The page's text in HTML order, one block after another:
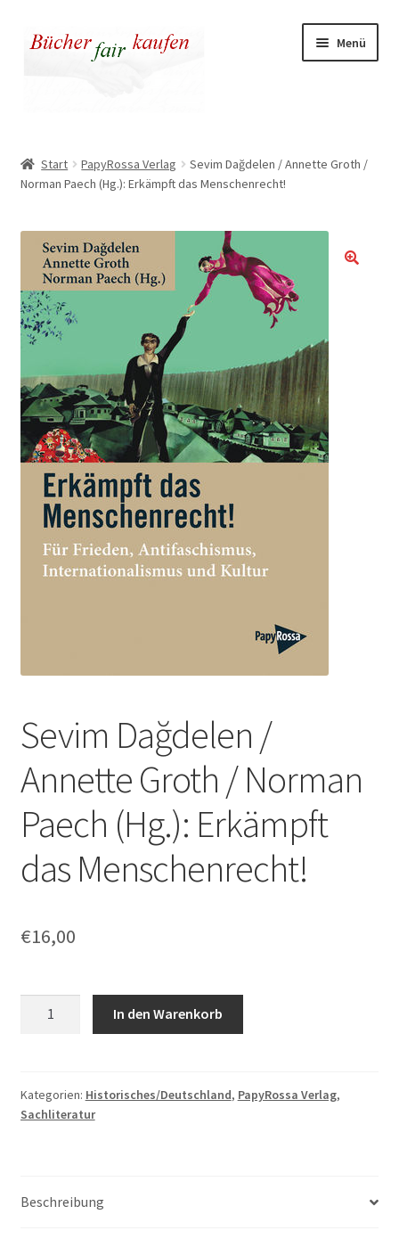
Zur
Navigation
Zum
Inhalt
Menü
Kasse
Warenkorb
Warum fair kaufen
Start PapyRossa Verlag
Sevim Dağdelen / Annette Groth /
Norman Paech (Hg.): Erkämpft das Menschenrecht!
Sevim Dağdelen /
Annette Groth / Norman
Paech (Hg.): Erkämpft
das Menschenrecht!
€16,00
Groth
/
Erkämpft
In den Warenkorb
Kategorien: Historisches/Deutschland, PapyRossa Verlag,
Sachliteratur
Beschreibung